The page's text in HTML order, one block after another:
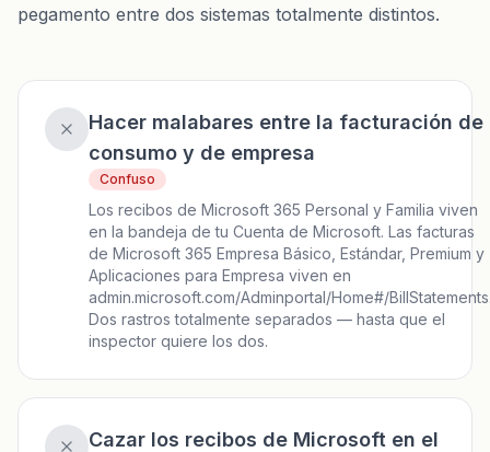
pegamento entre dos sistemas totalmente distintos.
Hacer malabares entre la facturación de
consumo y de empresa
Confuso
Los recibos de Microsoft 365 Personal y Familia viven
en la bandeja de tu Cuenta de Microsoft. Las facturas
de Microsoft 365 Empresa Básico, Estándar, Premium y
Aplicaciones para Empresa viven en
admin.microsoft.com/Adminportal/Home#/
Dos rastros totalmente separados — hasta que el
inspector quiere los dos.
Cazar los recibos de Microsoft en el